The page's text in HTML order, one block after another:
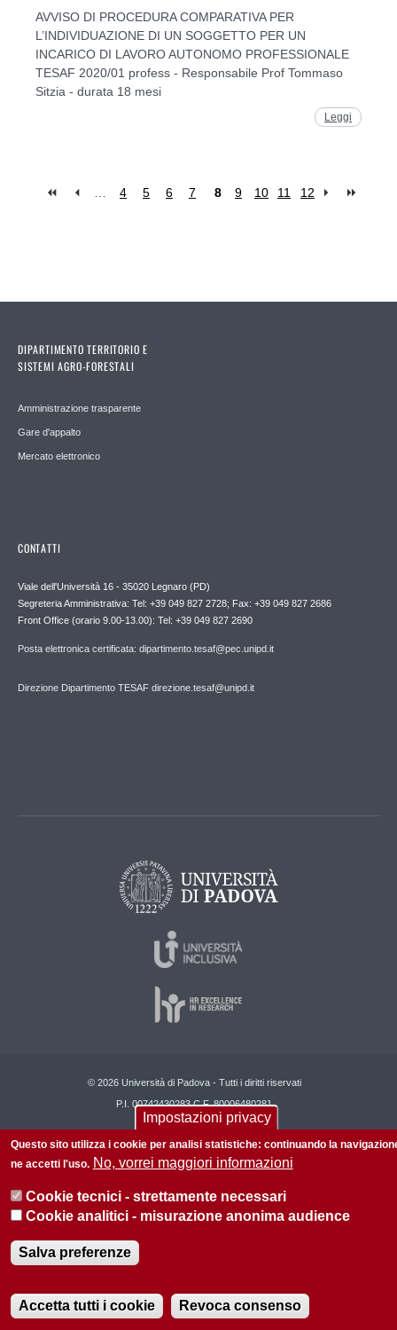
AVVISO DI PROCEDURA COMPARATIVA PER
L’INDIVIDUAZIONE DI UN SOGGETTO PER UN
INCARICO DI LAVORO AUTONOMO PROFESSIONALE
TESAF 2020/01 profess - Responsabile Prof Tommaso
Sitzia - durata 18 mesi
Leggi
4 5 6 7 8 9 10 11 12
DIPARTIMENTO TERRITORIO E
SISTEMI AGRO-FORESTALI
Amministrazione trasparente
Gare d'appalto
Mercato elettronico
CONTATTI
Viale dell'Università 16 - 35020 Legnaro (PD)
Segreteria Amministrativa: Tel: +39 049 827 2728; Fax: +39 049 827 2686
Front Office (orario 9.00-13.00): Tel: +39 049 827 2690
Posta elettronica certificata: dipartimento.tesaf@pec.unipd.it
Direzione Dipartimento TESAF direzione.tesaf@unipd.it
© 2026 Università di Padova - Tutti i diritti riservati
P.I. 00742430283 C.F. 80006480281
Impostazioni privacy
Questo sito utilizza i cookie per analisi statistiche: continuando la
ne accetti l'uso. No, vorrei maggiori informazioni
Cookie tecnici - strettamente necessari
Cookie analitici - misurazione anonima audience
Salva preferenze
Accetta tutti i cookie Revoca consenso